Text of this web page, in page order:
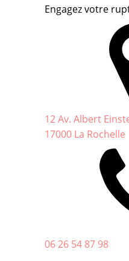
Engagez votre
12 Av. Albert
17000 La Rochelle
06 26 54 87 98